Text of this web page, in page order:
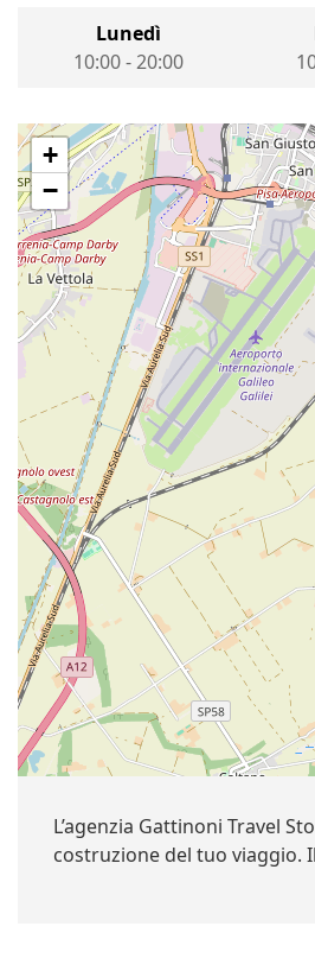
Lunedì
10:00-20:00
+
−
L’agenzia Gattinoni Travel
costruzione del tuo viaggio.